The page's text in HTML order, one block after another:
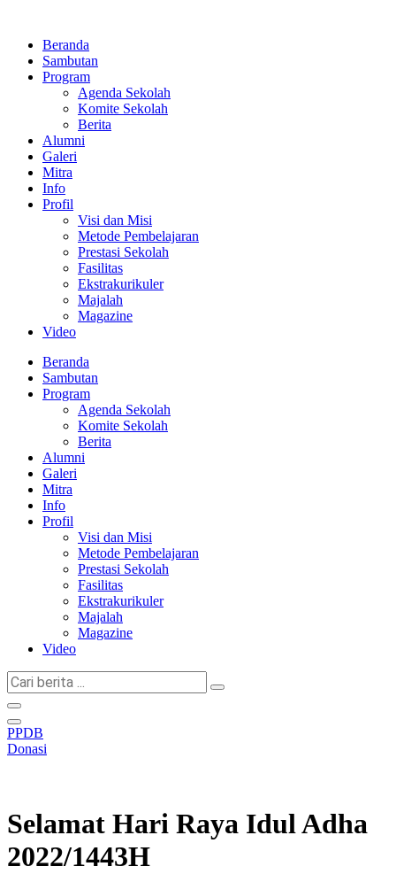
kontenBeranda
Sambutan
Program
Agenda Sekolah
Komite Sekolah
Berita
Alumni
Galeri
Mitra
Info
Profil
Visi dan Misi
Metode Pembelajaran
Prestasi Sekolah
Fasilitas
Ekstrakurikuler
Majalah
Magazine
Video
Beranda
Sambutan
Program
Agenda Sekolah
Komite Sekolah
Berita
Alumni
Galeri
Mitra
Info
Profil
Visi dan Misi
Metode Pembelajaran
Prestasi Sekolah
Fasilitas
Ekstrakurikuler
Majalah
Magazine
Video
Cari
berita
...
PPDB
Donasi
Selamat Hari Raya Idul Adha
2022/1443H